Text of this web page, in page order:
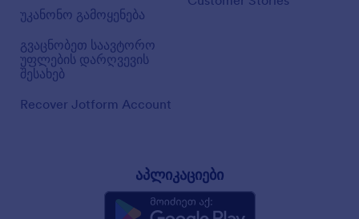
უკანონო გამოყენება
გვაცნობეთ საავტორო
უფლების დარღვევის
შესახებ
Recover Jotform Account
აპლიკაციები